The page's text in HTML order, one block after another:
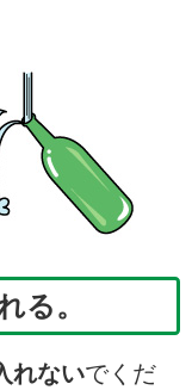
る。
れないでくだ